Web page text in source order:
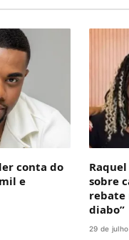
conta do
e
sobre
rebate
diabo”
29 de